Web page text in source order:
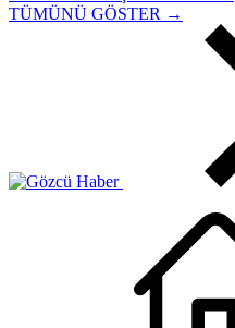
TÜMÜNÜ GÖSTER →